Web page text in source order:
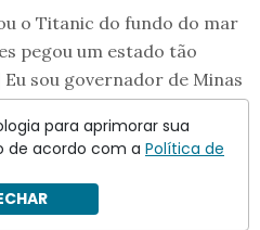
o Titanic do fundo do mar
pegou um estado tão
sou governador de Minas
com aquilo que o
Pimentel) fez.
para aprimorar sua
de acordo com a Política de